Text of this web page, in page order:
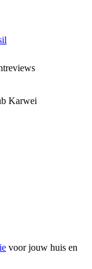
Karwei
voor jouw huis en